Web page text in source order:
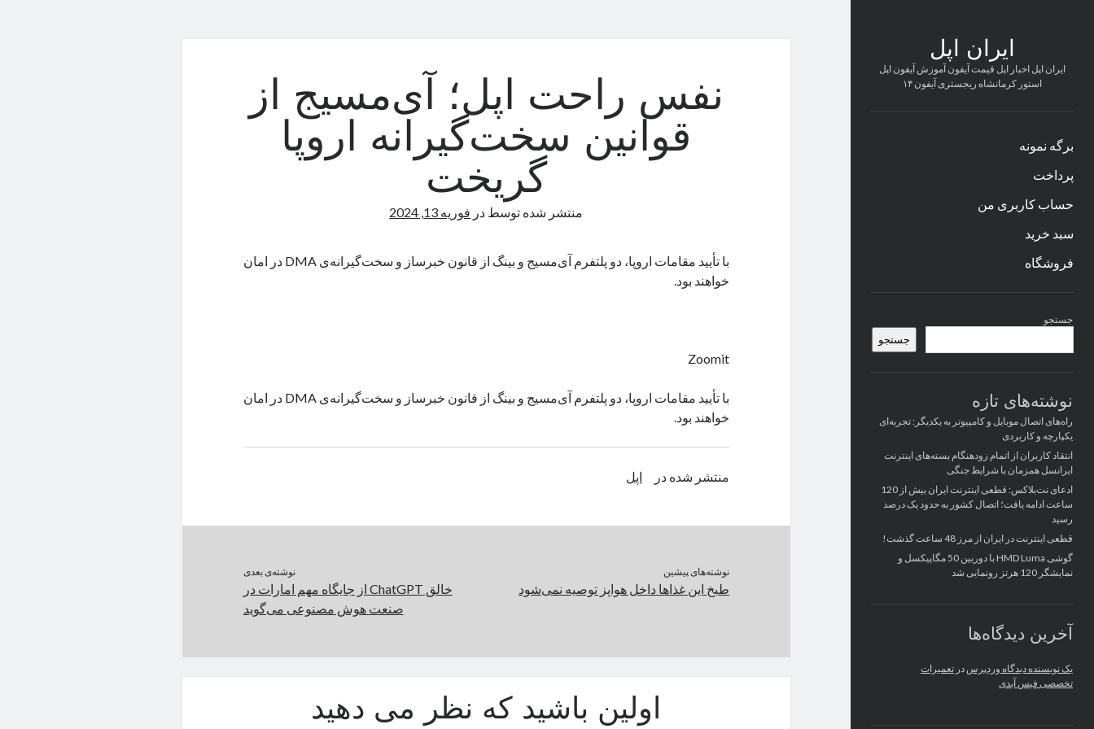
ایران اپل
ایران اپل اخبار اپل قیمت آیفون آموزش آیفون اپل
استور کرمانشاه ریجستری آیفون ۱۴
برگه نمونه
پرداخت
حساب کاربری من
سبد خرید
فروشگاه
کناری
جستجو
جستجو
نوشته‌های تازه
راه‌های اتصال موبایل و کامپیوتر به یکدیگر: تجربه‌ای
یکپارچه و کاربردی
انتقاد کاربران از اتمام زودهنگام بسته‌های اینترنت
ایرانسل همزمان با شرایط جنگی
ادعای نت‌بلاکس: قطعی اینترنت ایران بیش از 120
ساعت ادامه یافت؛ اتصال کشور به حدود یک درصد
رسید
قطعی اینترنت در ایران از مرز 48 ساعت گذشت!
گوشی HMD Luma با دوربین 50 مگاپیکسل و
نمایشگر 120 هرتز رونمایی شد
آخرین دیدگاه‌ها
یک نویسنده دیدگاه وردپرس در تعمیرات
تخصصی فیس آیدی
نفس راحت اپل؛ آی‌مسیج از
قوانین سخت‌گیرانه اروپا
گریخت
منتشر شده توسط در فوریه 13, 2024
با تأیید مقامات اروپا، دو پلتفرم آی‌مسیج و بینگ از قانون خبرساز و سخت‌گیرانه‌ی DMA در امان
خواهند بود.
Zoomit
با تأیید مقامات اروپا، دو پلتفرم آی‌مسیج و بینگ از قانون خبرساز و سخت‌گیرانه‌ی DMA در امان
خواهند بود.
منتشر شده در اپل
نوشته‌های پیشین
طبخ این غذاها داخل هواپز توصیه نمی‌شود
نوشته‌ی بعدی
خالق ChatGPT از جایگاه مهم امارات در
صنعت هوش مصنوعی می‌گوید
اولین باشید که نظر می دهید